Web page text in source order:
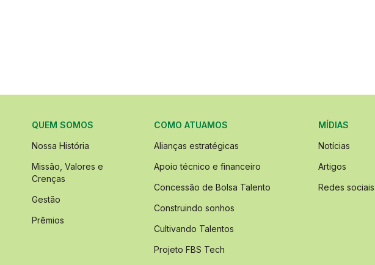
QUEM SOMOS
Nossa História
Missão, Valores e
Crenças
Gestão
Prêmios
COMO ATUAMOS
Alianças estratégicas
Apoio técnico e financeiro
Concessão de Bolsa Talento
Construindo sonhos
Cultivando Talentos
Projeto FBS Tech
MÍDIAS
Notícias
Artigos
Redes sociais